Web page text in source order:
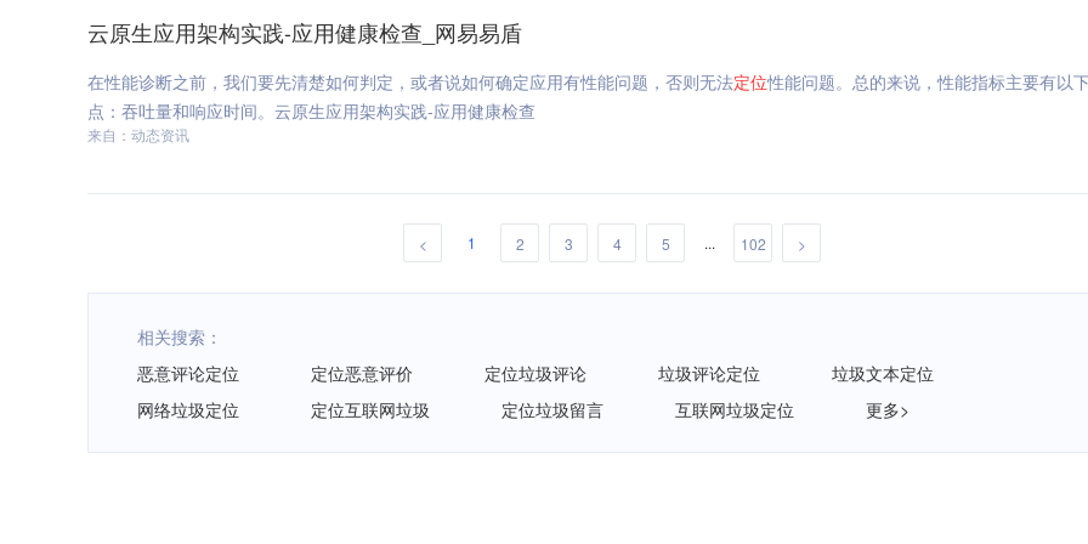
云原生应用架构实践-应用健康检查_网易易盾
在性能诊断之前，我们要先清楚如何判定，或者说如何确定应用有性能问题，否则无法定位性能问题。总的来说，性能指标主要有以
点：吞吐量和响应时间。云原生应用架构实践-应用健康检查
来自：动态资讯
< 1 2 3 4 5 ... 102 >
相关搜索：
恶意评论定位
定位恶意评价 定位垃圾评论 垃圾评论定位
垃圾文本定位
网络垃圾定位
定位互联网垃圾 定位垃圾留言 互联网垃圾定位 更多>